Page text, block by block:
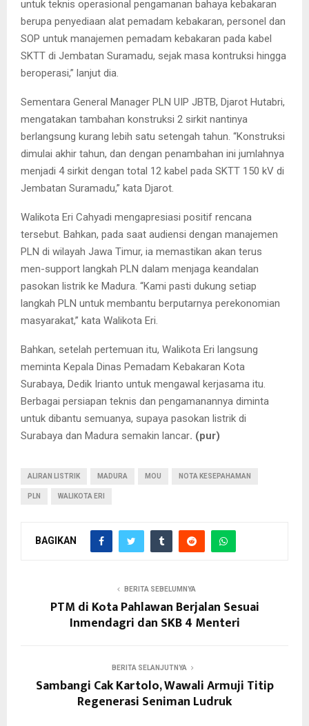
untuk teknis operasional pengamanan bahaya kebakaran
berupa penyediaan alat pemadam kebakaran, personel dan
SOP untuk manajemen pemadam kebakaran pada kabel
SKTT di Jembatan Suramadu, sejak masa kontruksi hingga
beroperasi,” lanjut dia.
Sementara General Manager PLN UIP JBTB, Djarot Hutabri,
mengatakan tambahan konstruksi 2 sirkit nantinya
berlangsung kurang lebih satu setengah tahun. “Konstruksi
dimulai akhir tahun, dan dengan penambahan ini jumlahnya
menjadi 4 sirkit dengan total 12 kabel pada SKTT 150 kV di
Jembatan Suramadu,” kata Djarot.
Walikota Eri Cahyadi mengapresiasi positif rencana
tersebut. Bahkan, pada saat audiensi dengan manajemen
PLN di wilayah Jawa Timur, ia memastikan akan terus
men-support langkah PLN dalam menjaga keandalan
pasokan listrik ke Madura. “Kami pasti dukung setiap
langkah PLN untuk membantu berputarnya perekonomian
masyarakat,” kata Walikota Eri.
Bahkan, setelah pertemuan itu, Walikota Eri langsung
meminta Kepala Dinas Pemadam Kebakaran Kota
Surabaya, Dedik Irianto untuk mengawal kerjasama itu.
Berbagai persiapan teknis dan pengamanannya diminta
untuk dibantu semuanya, supaya pasokan listrik di
Surabaya dan Madura semakin lancar. (pur)
ALIRAN LISTRIK MADURA MOU NOTA KESEPAHAMAN
PLN WALIKOTA ERI
BAGIKAN
BERITA SEBELUMNYA
PTM di Kota Pahlawan Berjalan Sesuai
Inmendagri dan SKB 4 Menteri
BERITA SELANJUTNYA
Sambangi Cak Kartolo, Wawali Armuji Titip
Regenerasi Seniman Ludruk